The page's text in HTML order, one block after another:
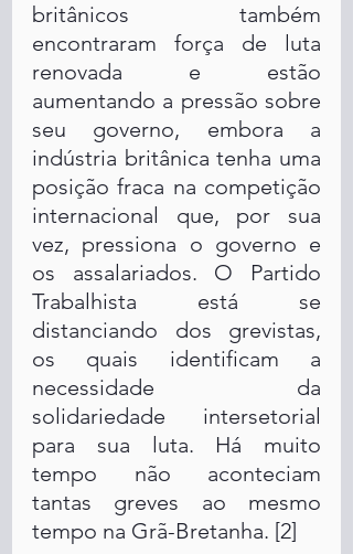
britânicos também
encontraram força de luta
renovada e estão
aumentando a pressão sobre
seu governo, embora a
indústria britânica tenha uma
posição fraca na competição
internacional que, por sua
vez, pressiona o governo e
os assalariados. O Partido
Trabalhista está se
distanciando dos grevistas,
os quais identificam a
necessidade da
solidariedade intersetorial
para sua luta. Há muito
tempo não aconteciam
tantas greves ao mesmo
tempo na Grã-Bretanha. [2]